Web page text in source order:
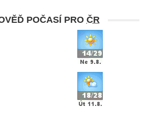
POČASÍ PRO ČR